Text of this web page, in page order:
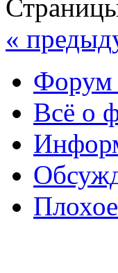
«
Форум
Всё о